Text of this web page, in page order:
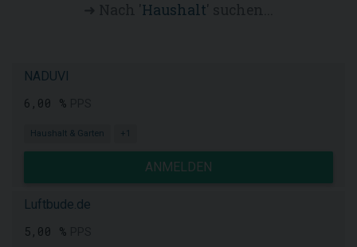
Haushalt
NADUVI
6,00 %
Haushalt & Garten +1
ANMELDEN
Luftbude.de
5,00 %